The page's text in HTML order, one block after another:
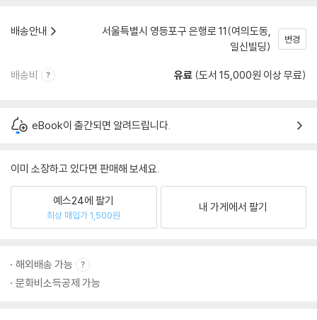
배송안내
서울특별시 영등포구 은행로 11(여의도동,
일신빌딩)
변경
배송비 유료 (도서 15,000원 이상 무료)
eBook이 출간되면 알려드립니다.
이미 소장하고 있다면 판매해 보세요.
예스24에 팔기
최상 매입가 1,500원
내 가게에서 팔기
해외배송 가능
문화비소득공제 가능